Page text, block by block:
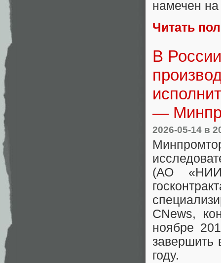
намечен
Читать
В
—
2026-05-14 в
(АО
CNews,
ноябре
завершить
году.